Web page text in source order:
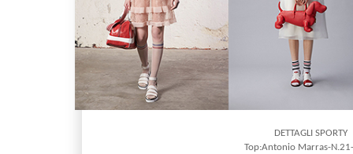
DETTAGLI SPORTY
Top:Antonio Marras-